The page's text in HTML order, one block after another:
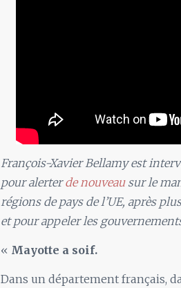
François-Xavier Bellamy est
pour alerterde nouveausur le
régions de pays de l’UE, après
et pour appeler les
« Mayotte a soif.
Dans un département français,